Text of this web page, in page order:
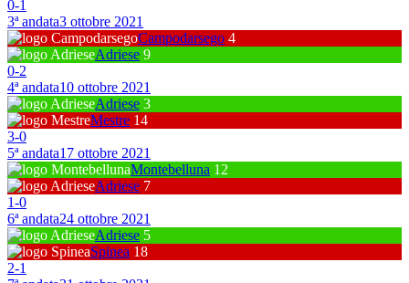
0-1
3ª andata3 ottobre 2021
Campodarsego 4
Adriese 9
0-2
4ª andata10 ottobre 2021
Adriese 3
Mestre 14
3-0
5ª andata17 ottobre 2021
Montebelluna 12
Adriese 7
1-0
6ª andata24 ottobre 2021
Adriese 5
Spinea 18
2-1